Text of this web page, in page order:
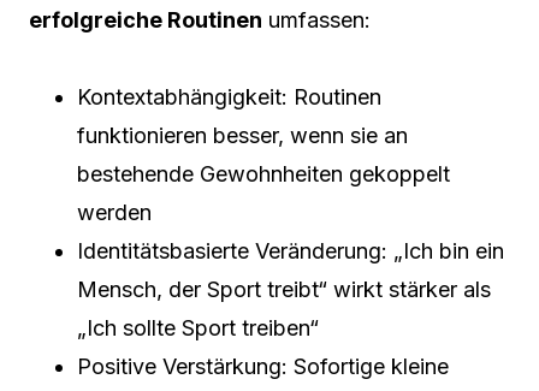
erfolgreiche Routinen umfassen:
Kontextabhängigkeit: Routinen
funktionieren besser, wenn sie an
bestehende Gewohnheiten gekoppelt
werden
Identitätsbasierte Veränderung: „Ich bin ein
Mensch, der Sport treibt“ wirkt stärker als
„Ich sollte Sport treiben“
Positive Verstärkung: Sofortige kleine